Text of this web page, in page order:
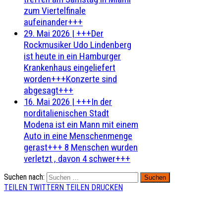
zum Viertelfinale
aufeinander+++
29. Mai 2026 | +++Der
Rockmusiker Udo Lindenberg
ist heute in ein Hamburger
Krankenhaus eingeliefert
worden+++Konzerte sind
abgesagt+++
16. Mai 2026 | +++In der
norditalienischen Stadt
Modena ist ein Mann mit einem
Auto in eine Menschenmenge
gerast+++ 8 Menschen wurden
verletzt , davon 4 schwer+++
Suchen nach:
TEILEN TWITTERN TEILEN DRUCKEN